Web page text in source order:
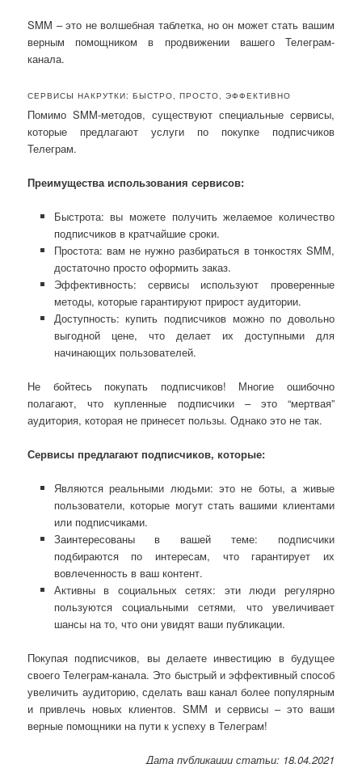
SMM – это не волшебная таблетка, но он может стать вашим
верным помощником в продвижении вашего Телеграм-
канала.
СЕРВИСЫ НАКРУТКИ: БЫСТРО, ПРОСТО, ЭФФЕКТИВНО
Помимо SMM-методов, существуют специальные сервисы,
которые предлагают услуги по покупке подписчиков
Телеграм.
Преимущества использования сервисов:
Быстрота: вы можете получить желаемое количество
подписчиков в кратчайшие сроки.
Простота: вам не нужно разбираться в тонкостях SMM,
достаточно просто оформить заказ.
Эффективность: сервисы используют проверенные
методы, которые гарантируют прирост аудитории.
Доступность: купить подписчиков можно по довольно
выгодной цене, что делает их доступными для
начинающих пользователей.
Не бойтесь покупать подписчиков! Многие ошибочно
полагают, что купленные подписчики – это “мертвая”
аудитория, которая не принесет пользы. Однако это не так.
Сервисы предлагают подписчиков, которые:
Являются реальными людьми: это не боты, а живые
пользователи, которые могут стать вашими клиентами
или подписчиками.
Заинтересованы в вашей теме: подписчики
подбираются по интересам, что гарантирует их
вовлеченность в ваш контент.
Активны в социальных сетях: эти люди регулярно
пользуются социальными сетями, что увеличивает
шансы на то, что они увидят ваши публикации.
Покупая подписчиков, вы делаете инвестицию в будущее
своего Телеграм-канала. Это быстрый и эффективный способ
увеличить аудиторию, сделать ваш канал более популярным
и привлечь новых клиентов. SMM и сервисы – это ваши
верные помощники на пути к успеху в Телеграм!
Дата публикации статьи: 18.04.2021